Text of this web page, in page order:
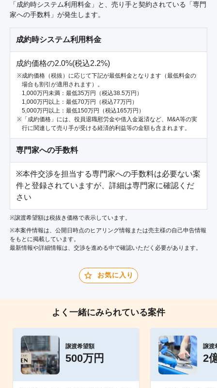
「成約時システム利用料金」と、売り手と契約されている「専門
家への手数料」が発生します。
成約時システム利用料金
成約価格の2.0%(税込2.2%)
成約価格（税抜）に応じて下記が最低料金となります（最低料金の
場合も割引が適用されます）。
1,000万円未満：最低35万円（税込38.5万円）
1,000万円以上：最低70万円（税込77万円）
5,000万円以上：最低150万円（税込165万円）
「成約価格」には、役員退職慰労金や借入金返済など、M&A等の実
行に関連して売り手が受ける経済的利益等の金額も含まれます。
専門家への手数料
※本件交渉を担当する専門家への手数料は必要ない案
件と登録されていますが、詳細は専門家に確認くだ
さい
※譲渡希望額は税抜き価格で表示しています。
※本案件情報は、公開日時点のヒアリング情報または売主様の自己申告情報
をもとに掲載しています。
最新情報や詳細情報は、交渉を進める中で確認いただく必要があります。
お気に入り
よく一緒にみられている案件
譲渡希望額
500万円
譲渡
2